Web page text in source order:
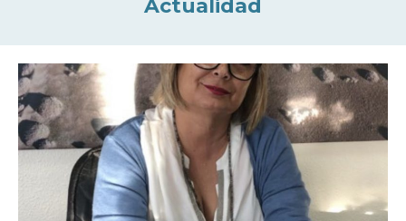
Actualidad